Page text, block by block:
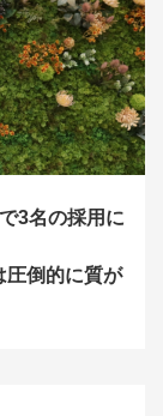
3名の採用に
圧倒的に質が